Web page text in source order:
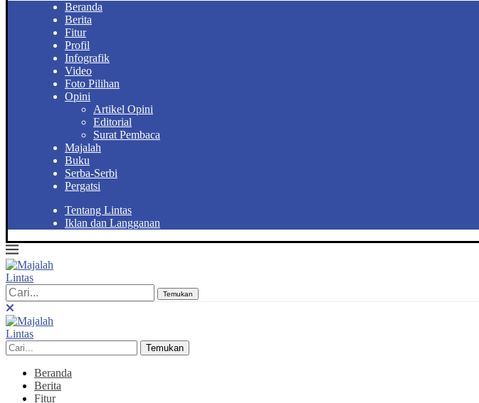
Beranda
Berita
Fitur
Profil
Infografik
Video
Foto Pilihan
Opini
Artikel Opini
Editorial
Surat Pembaca
Majalah
Buku
Serba-Serbi
Pergatsi
Tentang Lintas
Iklan dan Langganan
Temukan
Temukan
Beranda
Berita
Fitur